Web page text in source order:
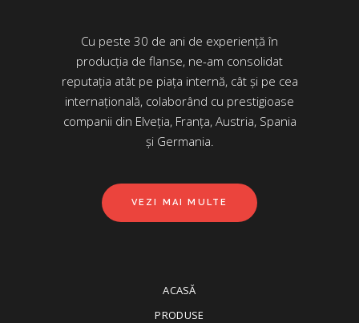
Cu peste 30 de ani de experiență în
producția de flanse, ne-am consolidat
reputația atât pe piața internă, cât și pe cea
internațională, colaborând cu prestigioase
companii din Elveția, Franța, Austria, Spania
și Germania.
VEZI MAI MULTE
ACASĂ
PRODUSE